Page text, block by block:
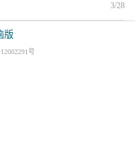
3/28
版
号